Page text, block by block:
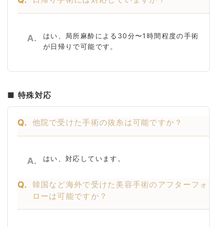
A.
はい、局所麻酔による30分〜1時間程度の手術
が日帰りで可能です。
■ 特殊対応
Q. 他院で受けた手術の抜糸は可能ですか？
A. はい、対応しています。
Q.
韓国など海外で受けた美容手術のアフターフォ
ローは可能ですか？